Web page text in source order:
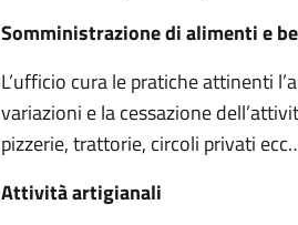
Somministrazione di alimenti e
L’ufficio cura le pratiche attinenti
variazioni e la cessazione
pizzerie, trattorie, circoli privati
Attività artigianali